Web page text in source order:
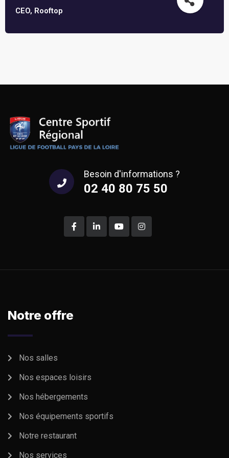
CEO, Rooftop
Besoin d'informations ?
02 40 80 75 50
Notre offre
Nos salles
Nos espaces loisirs
Nos hébergements
Nos équipements sportifs
Notre restaurant
Nos services